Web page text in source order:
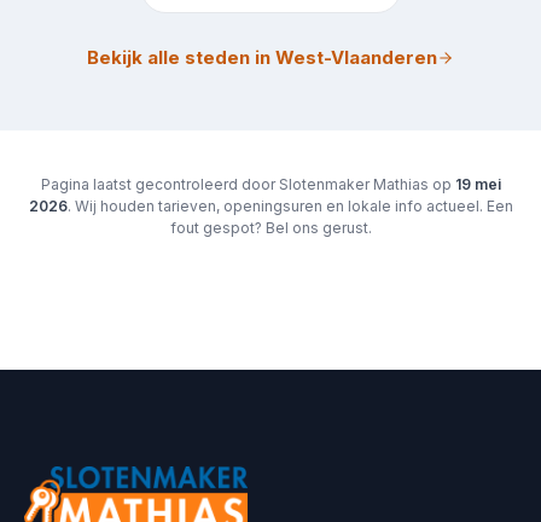
Bekijk alle steden in West-Vlaanderen
Pagina laatst gecontroleerd door Slotenmaker Mathias op 19 mei
2026. Wij houden tarieven, openingsuren en lokale info actueel. Een
fout gespot? Bel ons gerust.